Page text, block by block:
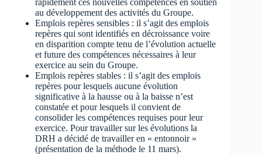
rapidement ces nouvelles compétences en soutien
au développement des activités du Groupe.
Emplois repères sensibles : il s’agit des emplois
repères qui sont identifiés en décroissance voire
en disparition compte tenu de l’évolution actuelle
et future des compétences nécessaires à leur
exercice au sein du Groupe.
Emplois repères stables : il s’agit des emplois
repères pour lesquels aucune évolution
significative à la hausse ou à la baisse n’est
constatée et pour lesquels il convient de
consolider les compétences requises pour leur
exercice. Pour travailler sur les évolutions la
DRH a décidé de travailler en « entonnoir »
(présentation de la méthode le 11 mars).